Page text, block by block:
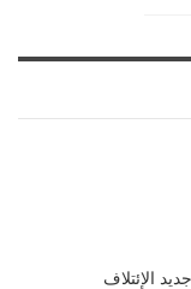
الإئتلاف